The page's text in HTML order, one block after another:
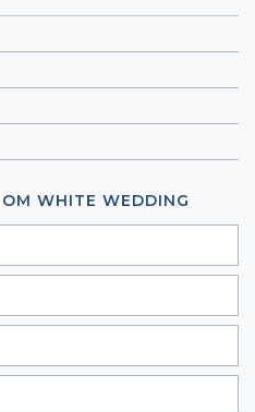
WHITE WEDDING